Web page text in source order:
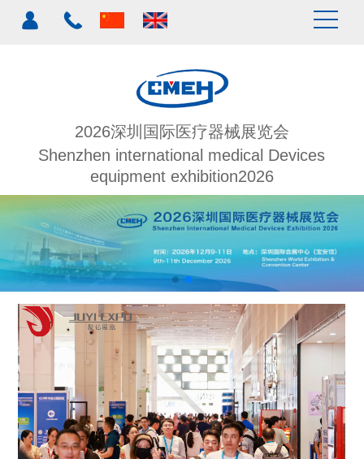
2026深圳国际医疗器械展览会
Shenzhen international medical Devices
equipment exhibition2026